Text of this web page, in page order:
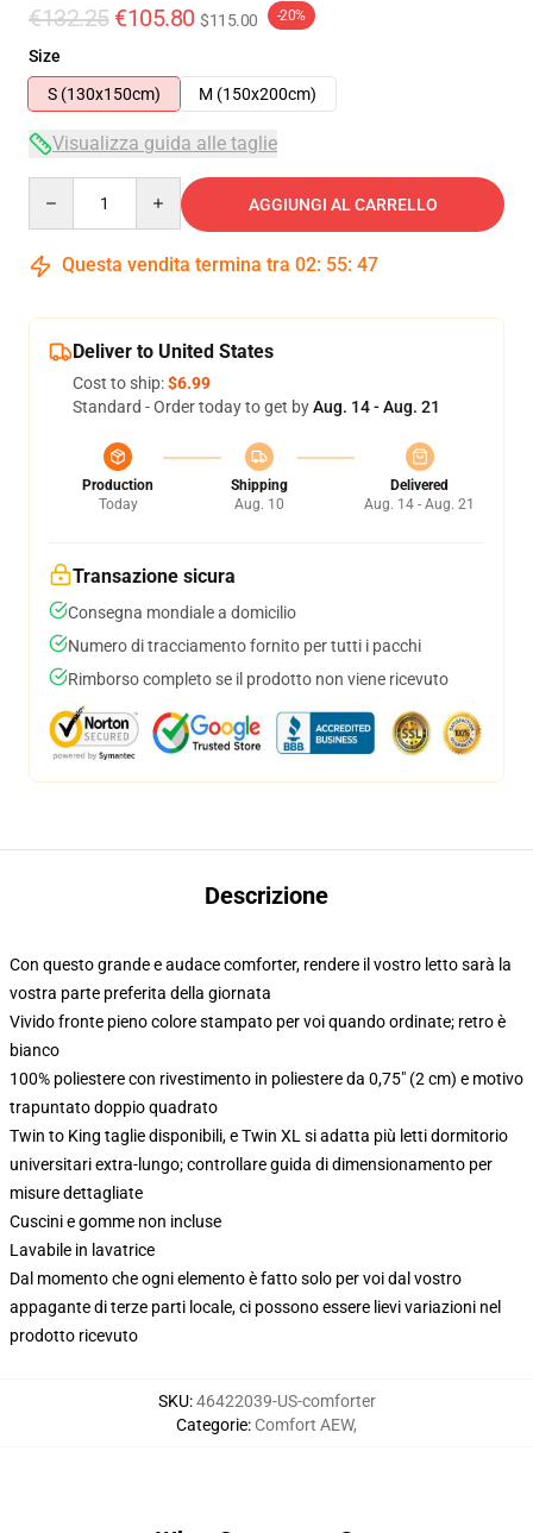
€132.25 €105.80 $115.00 -20%
Size
S (130x150cm)
M (150x200cm)
Visualizza guida alle taglie
AGGIUNGI AL CARRELLO
Questa vendita termina tra 02: 55: 46
Deliver to United States
Cost to ship:$6.99
Standard - Order today to get byAug. 14 - Aug. 21
Production
Today
Shipping
Aug. 10
Delivered
Aug. 14 - Aug. 21
Transazione sicura
Consegna mondiale a domicilio
Numero di tracciamento fornito per tutti i pacchi
Rimborso completo se il prodotto non viene ricevuto
Descrizione
Con questo grande e audace comforter, rendere il vostro letto sarà la
vostra parte preferita della giornata
Vivido fronte pieno colore stampato per voi quando ordinate; retro è
bianco
100% poliestere con rivestimento in poliestere da 0,75" (2 cm) e motivo
trapuntato doppio quadrato
Twin to King taglie disponibili, e Twin XL si adatta più letti dormitorio
universitari extra-lungo; controllare guida di dimensionamento per
misure dettagliate
Cuscini e gomme non incluse
Lavabile in lavatrice
Dal momento che ogni elemento è fatto solo per voi dal vostro
appagante di terze parti locale, ci possono essere lievi variazioni nel
prodotto ricevuto
SKU:46422039-US-comforter
Categorie: Comfort AEW,